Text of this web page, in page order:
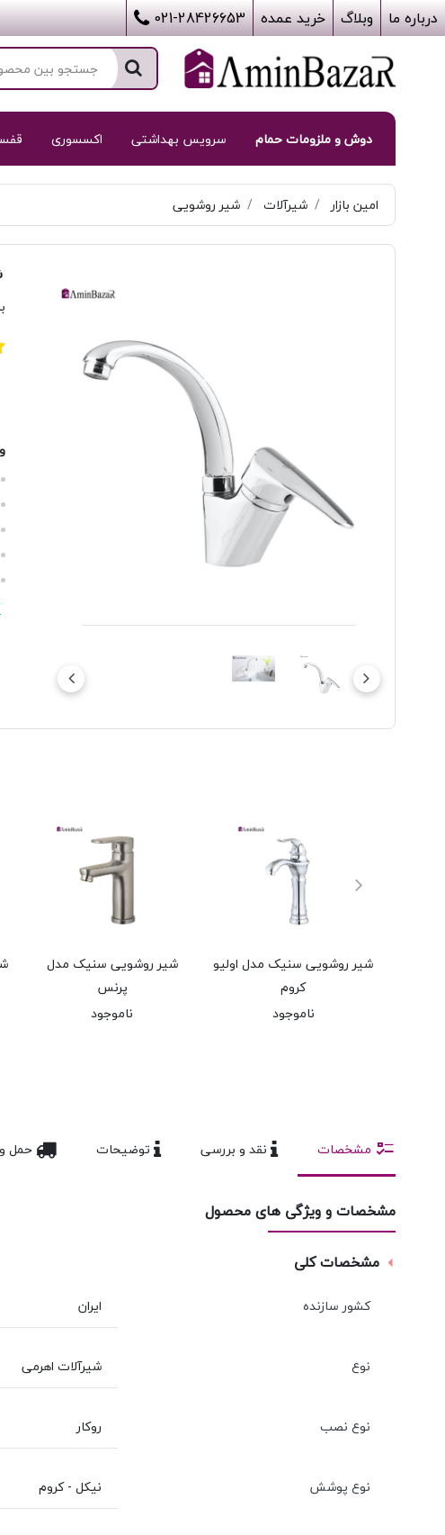
درباره ما وبلاگ خرید عمده 021-28426653
دوش و ملزومات حمام سرویس بهداشتی اکسسوری
امین بازار شیرآلات شیر روشویی
شیر روشویی سنیک مدل اولیو
کروم
ناموجود
شیر روشویی سنیک مدل
پرنس
ناموجود
مشخصات نقد و بررسی توضیحات حمل
مشخصات و ویژگی های محصول
مشخصات کلی
کشور سازنده ایران
نوع شیرآلات اهرمی
نوع نصب روکار
نوع پوشش نیکل - کروم